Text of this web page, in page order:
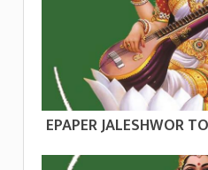
EPAPER JALESHWOR